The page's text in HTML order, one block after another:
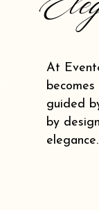
At
guided
by
elegance.